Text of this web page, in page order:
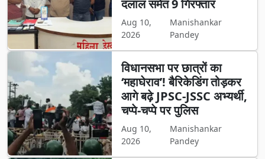
दलाल समेत 9 गिरफ्तार
Aug 10,
2026
Manishankar
Pandey
विधानसभा पर छात्रों का
‘महाघेराव’! बैरिकेडिंग तोड़कर
आगे बढ़े JPSC-JSSC अभ्यर्थी,
चप्पे-चप्पे पर पुलिस
Aug 10,
2026
Manishankar
Pandey